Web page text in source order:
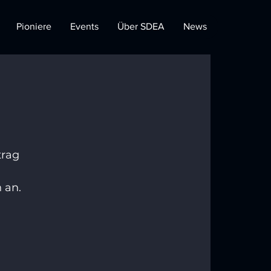
Pioniere Events Über SDEA News
an.